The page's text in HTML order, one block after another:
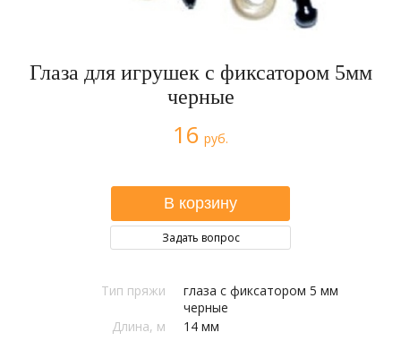
Глаза для игрушек с фиксатором 5мм
черные
16 руб.
Задать вопрос
Тип пряжи
глаза с фиксатором 5 мм
черные
Длина, м
14 мм